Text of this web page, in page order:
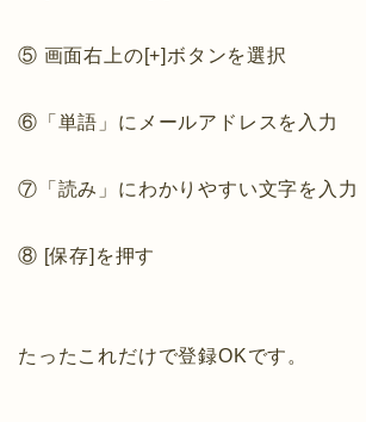
⑤ 画面右上の[+]ボタンを選択
⑥「単語」にメールアドレスを入力
⑦「読み」にわかりやすい文字を入力
⑧ [保存]を押す
たったこれだけで登録OKです。